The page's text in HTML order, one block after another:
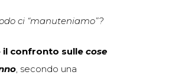
ci “manuteniamo”?
il confronto sulle cose
, secondo una